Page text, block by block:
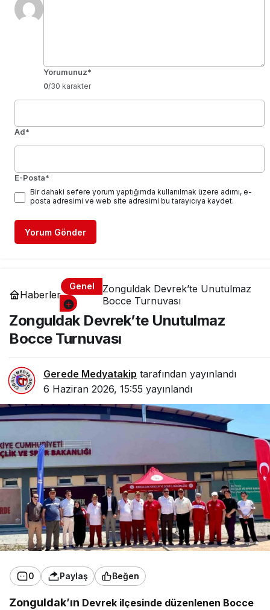
Yorumunuz*
0/30 karakter
Ad*
E-Posta*
Bir dahaki sefere yorum yaptığımda kullanılmak üzere adımı, e-
posta adresimi ve web site adresimi bu tarayıcıya kaydet.
Yorum Gönder
Haberler
Genel
Zonguldak Devrek’te Unutulmaz
Bocce Turnuvası
Zonguldak Devrek’te Unutulmaz
Bocce Turnuvası
Gerede Medyatakip tarafından yayınlandı
6 Haziran 2026, 15:55 yayınlandı
0 Paylaş Beğen
Zonguldak’ın Devrek ilçesinde düzenlenen Bocce